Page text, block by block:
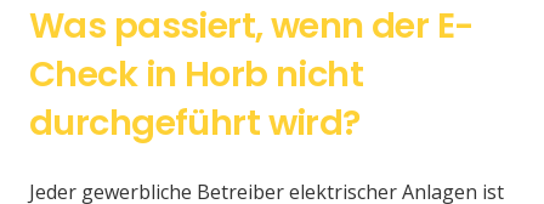
Was passiert, wenn der E-
Check in Horb nicht
durchgeführt wird?
Jeder gewerbliche Betreiber elektrischer Anlagen ist